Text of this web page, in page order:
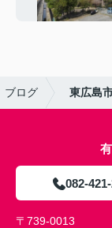
ブログ 東広島
082-
〒739-0013